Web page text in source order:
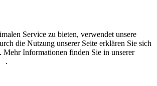
Service zu bieten, verwendet unsere
die Nutzung unserer Seite erklären Sie sich
Mehr Informationen finden Sie in unserer
.